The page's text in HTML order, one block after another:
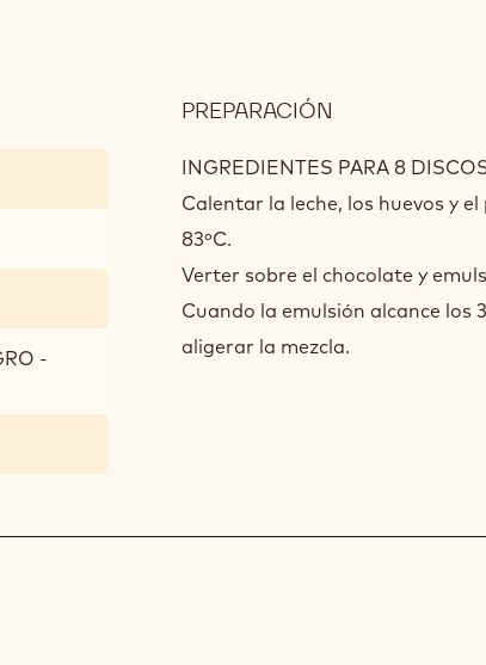
-
PREPARACIÓN
DE
OCOA
INGREDIENTES PARA 8
Calentar la leche, los huevos y
83ºC.
Verter sobre el chocolate y
Cuando la emulsión alcance los
aligerar la mezcla.